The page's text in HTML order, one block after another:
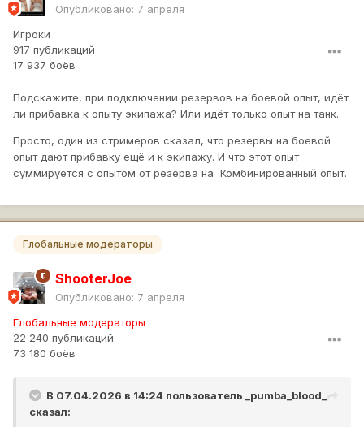
Опубликовано: 7 апреля
Игроки
917 публикаций
17 937 боёв
Подскажите, при подключении резервов на боевой опыт, идёт
ли прибавка к опыту экипажа? Или идёт только опыт на танк.
Просто, один из стримеров сказал, что резервы на боевой
опыт дают прибавку ещё и к экипажу. И что этот опыт
суммируется с опытом от резерва на Комбинированный опыт.
Глобальные модераторы
ShooterJoe
Опубликовано: 7 апреля
Глобальные модераторы
22 240 публикаций
73 180 боёв
В 07.04.2026 в 14:24 пользователь
_pumba_blood_
сказал: